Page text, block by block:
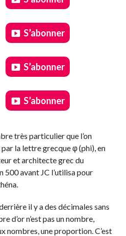
S’abonner
S’abonner
S’abonner
très particulier que l’on
la lettre grecque φ (phi), en
et architecte grec du
500 avant JC l’utilisa pour
il y a des décimales sans
d’or n’est pas un nombre,
nombres, une proportion. C’est